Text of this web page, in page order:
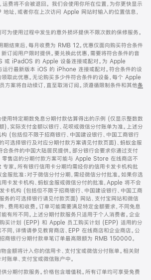
运费将不会被退回。 我们会使用你所在位置，为你更快显示
地址，或者你在上次访问 Apple 网站时输入的位置信息，
使用过程中发生的意外损坏提供不限次数的保修服务。
期结束后，每月收费为 RMB 12。优惠仅面向购买符合条件
阅用户限时提供。要兑换此优惠，需要将符合条件的音
或 iPadOS 的 Apple 设备连接或配对。为 Apple
运行最新版本 iOS 的 iPhone 连接或配对。符合条件的设
取此优惠。无论购买多少件符合条件的设备，每个 Apple
方案将自动续订，直至取消订阅。须遵循限制条件和其他条
使用特定期数免息分期付款估算得出的示例 (仅显示整数数
)，实际支付金额以银行、花呗或微信分付账单为准。上述分
(包括但不限于招商银行、中国建设银行、中国工商银行
可选择银行及对应分期付款方案请见付款页面)、蚂蚁金服
条件的中国大陆居民提供。部分银行会要求你通过支付
售店的分期付款方案可能与 Apple Store 在线商店不
家。所有银行信用卡分期均需经你的信用卡发卡机构批
金服批准；对于微信分付分期，需经微信分付批准。如果你选
卡发卡机构、蚂蚁金服或微信分付的批准，Apple 将不会
卡机构 (包括但不限于招商银行、中国建设银行、中国工商
务的可选择银行请见付款页面) 网站、支付宝网站和微信
、费用和收费。订单可能需要满足特定金额要求，不同免息
有所不同。上述分期付款服务只适用于个人消费者。企业
购买计划 (EPP) 和 Apple 员工购买计划 (EPP) 适用的分
同，详情请参见教育商店、EPP 在线商店和企业商店。公
商银行分期付款单笔订单最高限额为 RMB 150000。
金额将计入你的信用卡、支付宝或微信分付账单。相关财
账单、支付宝或微信账户中。
分期付款服务。价格包含增值税。所有订单均可享受免费